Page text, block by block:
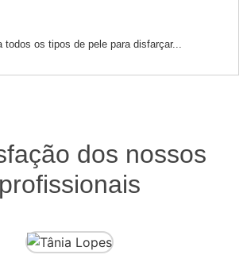
todos os tipos de pele para disfarçar...
dos nossos
profissionais